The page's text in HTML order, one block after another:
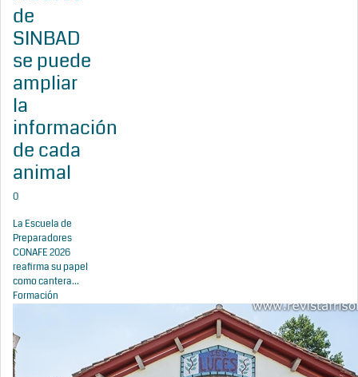
de
SINBAD
se puede
ampliar
la
información
de cada
animal
0
La Escuela de
Preparadores
CONAFE 2026
reafirma su papel
como cantera...
Formación